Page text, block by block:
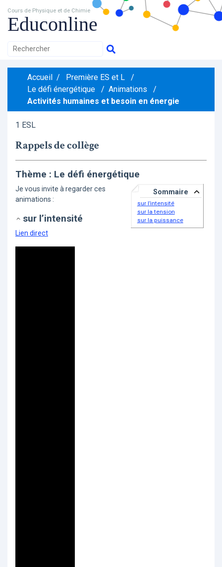
Cours de Physique et de Chimie
Educonline
Accueil / Première ES et L
/
Le défi énergétique
/ Animations
/
Activités humaines et besoin en énergie
1 ESL
Rappels de collège
Thème : Le défi énergétique
Sommaire
sur l’intensité
sur la tension
sur la puissance
Je vous invite à regarder ces
animations :
sur l’intensité
Lien direct